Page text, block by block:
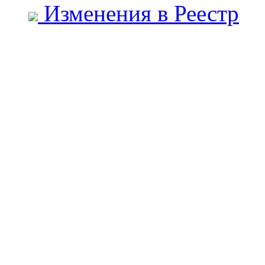
Изменения в Реестр